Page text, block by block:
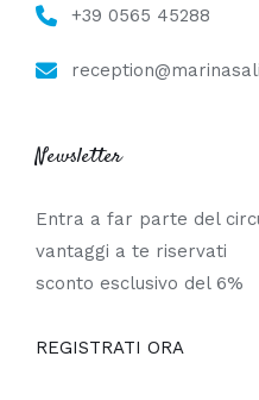
+39 0565 45288
Newsletter
Entra a far parte del
vantaggi a te riservati
sconto esclusivo del 6%
REGISTRATI ORA